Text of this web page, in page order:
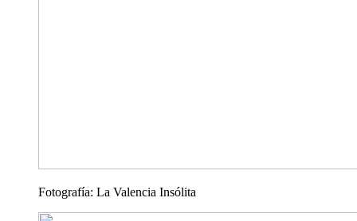
Fotografía: La Valencia Insólita